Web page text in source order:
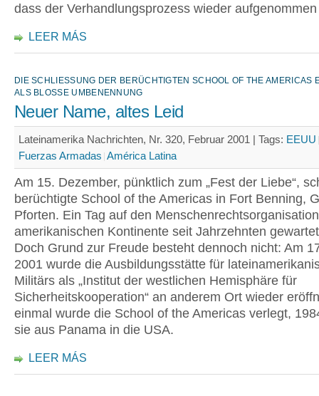
dass der Verhandlungsprozess wieder
LEER MÁS
DIE SCHLIESSUNG DER BERÜCHTIGTEN SCHOOL OF THE AMERICAS
LS BLOSSE UMBENENNUNG
Neuer Name, altes Leid
Lateinamerika Nachrichten, Nr. 320, Februar 2001 | Tags: EEUU
Fuerzas Armadas América Latina
Am 15. Dezember, pünktlich zum „Fest der Liebe“,
berüchtigte School of the Americas in Fort Benning,
Pforten. Ein Tag auf den
amerikanischen Kontinente seit Jahrzehnten
Doch Grund zur Freude besteht dennoch nicht: Am
2001 wurde die Ausbildungsstätte für
Militärs als „Institut der westlichen Hemisphäre für
Sicherheitskooperation“ an anderem Ort wieder
einmal wurde die School of the Americas verlegt,
sie aus Panama in die USA.
LEER MÁS